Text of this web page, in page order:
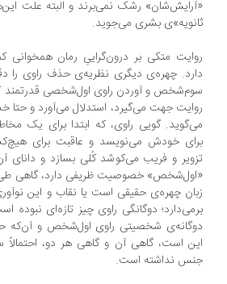
رشک نمی‌برند و البته علت این‌ها را
بشری می‌جوید.
متکی بر درون‌گراییِ رمان همخوانی
چهره‌ی دیگری نظریه‌ی حذف راوی را دقیقاً
و آوردن راوی اول‌شخصی قدرتمند کنار
جهت می‌گیرد، استدلال می‌آورد و حتا
گویی راوی، که ابتدا برای یک
خودش می‌نویسد و عاقبت برای هیچ‌کس
و فریب می‌کوشد کُلی بسازد و دانای آن باشد.
خصوصیت ظریفی دارد، گاهی طی متن
چهره‌ی حقیقی است یا نقاب و این نوآوری کوبو
دوگانگی راوی چیز تازه‌ای نبوده است،
شخصیتی راوی اول‌شخص و آن‌که حتا
است، گاهی آن و گاهی هر دو، احتمالاً
نداشته است.